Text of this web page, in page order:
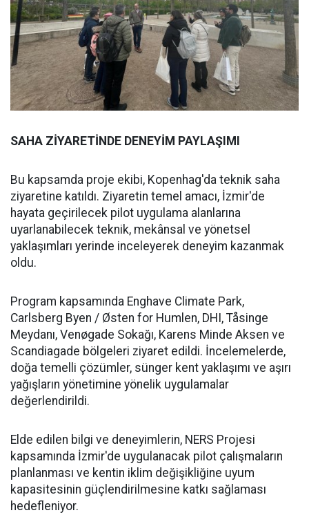
SAHA ZİYARETİNDE DENEYİM PAYLAŞIMI
Bu kapsamda proje ekibi, Kopenhag'da teknik saha
ziyaretine katıldı. Ziyaretin temel amacı, İzmir'de
hayata geçirilecek pilot uygulama alanlarına
uyarlanabilecek teknik, mekânsal ve yönetsel
yaklaşımları yerinde inceleyerek deneyim kazanmak
oldu.
Program kapsamında Enghave Climate Park,
Carlsberg Byen / Østen for Humlen, DHI, Tåsinge
Meydanı, Venøgade Sokağı, Karens Minde Aksen ve
Scandiagade bölgeleri ziyaret edildi. İncelemelerde,
doğa temelli çözümler, sünger kent yaklaşımı ve aşırı
yağışların yönetimine yönelik uygulamalar
değerlendirildi.
Elde edilen bilgi ve deneyimlerin, NERS Projesi
kapsamında İzmir'de uygulanacak pilot çalışmaların
planlanması ve kentin iklim değişikliğine uyum
kapasitesinin güçlendirilmesine katkı sağlaması
hedefleniyor.